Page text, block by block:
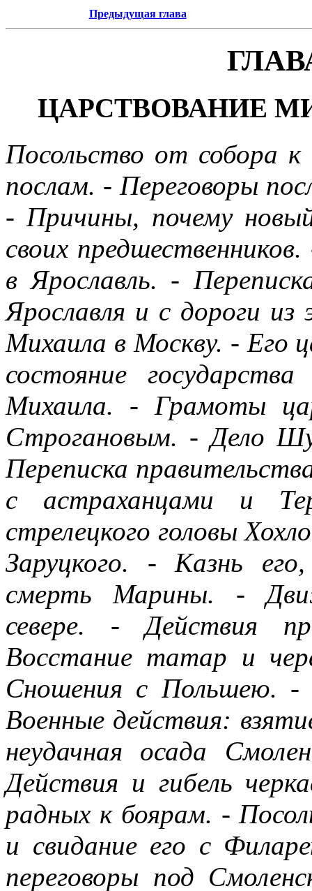
Предыдущая глава
ЦАРСТВОВАНИЕ
Посольство от собора
послам. - Переговоры
- Причины, почему
своих
в Ярославль. -
Ярославля и с дороги из
Михаила в Москву. - Его
состояние
Михаила. - Грамоты
Строгановым. - Дело
Переписка
с астраханцами и
стрелецкого головы
Заруцкого. - Казнь
смерть Марины. -
севере. - Действия
Восстание татар и
Сношения с Польшею. -
Военные действия:
неудачная осада
Действия и гибель
радных к боярам. -
и свидание его с
переговоры под